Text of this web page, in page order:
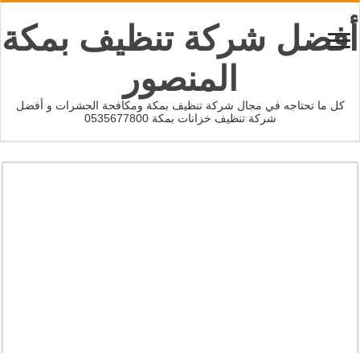
أفضل شركة تنظيف بمكة
المنصور
كل ما تحتاجه في مجال شركة تنظيف بمكة ومكافحة الحشرات و أفضل
شركة تنظيف خزانات بمكة 0535677800